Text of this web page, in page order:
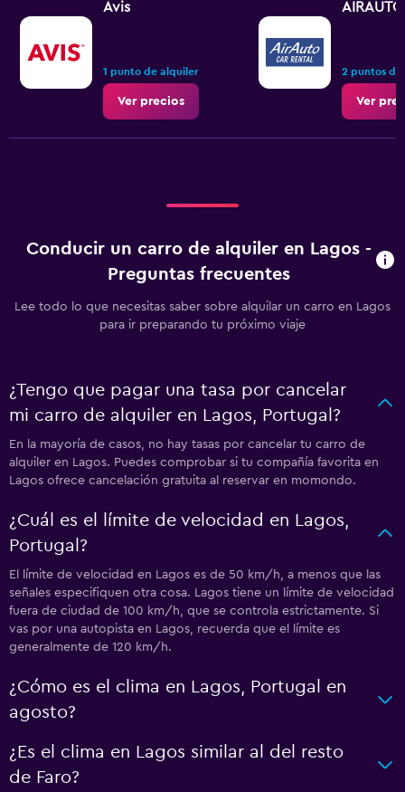
Avis
1 punto de alquiler
Ver precios
AIRAUTO
2 puntos
Ver
Conducir un carro de alquiler en Lagos -
Preguntas frecuentes
Lee todo lo que necesitas saber sobre alquilar un carro en Lagos
para ir preparando tu próximo viaje
¿Tengo que pagar una tasa por cancelar
mi carro de alquiler en Lagos, Portugal?
En la mayoría de casos, no hay tasas por cancelar tu carro de
alquiler en Lagos. Puedes comprobar si tu compañía favorita en
Lagos ofrece cancelación gratuita al reservar en momondo.
¿Cuál es el límite de velocidad en Lagos,
Portugal?
El límite de velocidad en Lagos es de 50 km/h, a menos que las
señales especifiquen otra cosa. Lagos tiene un límite de velocidad
fuera de ciudad de 100 km/h, que se controla estrictamente. Si
vas por una autopista en Lagos, recuerda que el límite es
generalmente de 120 km/h.
¿Cómo es el clima en Lagos, Portugal en
agosto?
¿Es el clima en Lagos similar al del resto
de Faro?